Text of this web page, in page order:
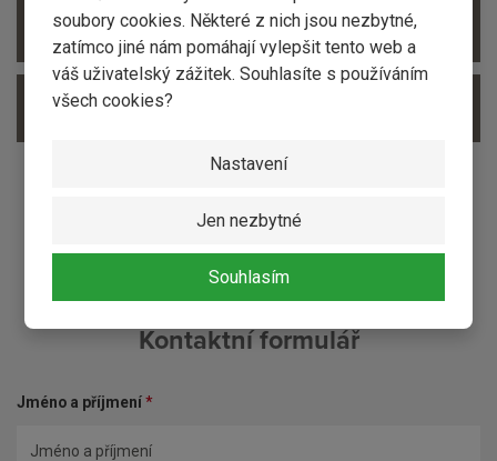
soubory cookies. Některé z nich jsou nezbytné,
zatímco jiné nám pomáhají vylepšit tento web a
váš uživatelský zážitek. Souhlasíte s používáním
všech cookies?
Nastavení
Jen nezbytné
Souhlasím
ZOBRAZIT PŘÍSLUŠENSTVÍ
ZOBRAZIT ALTERNATIVNÍ PRODUKTY
Kontaktní formulář
Jméno a příjmení*